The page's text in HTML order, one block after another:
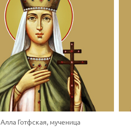
Алла Готфская, мученица